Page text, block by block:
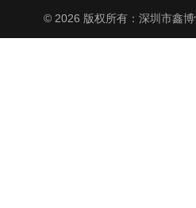
© 2026 版权所有：深圳市鑫